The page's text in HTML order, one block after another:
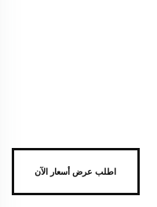
اطلب عرض أسعار الآن